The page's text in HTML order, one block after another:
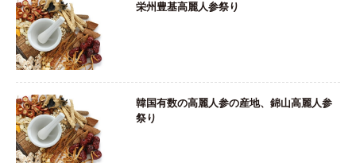
栄州豊基高麗人参祭り
韓国有数の高麗人参の産地、錦山高麗人参
祭り